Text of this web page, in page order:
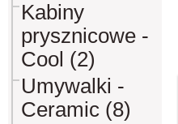
Kabiny
prysznicowe -
Cool (2)
Umywalki -
Ceramic (8)